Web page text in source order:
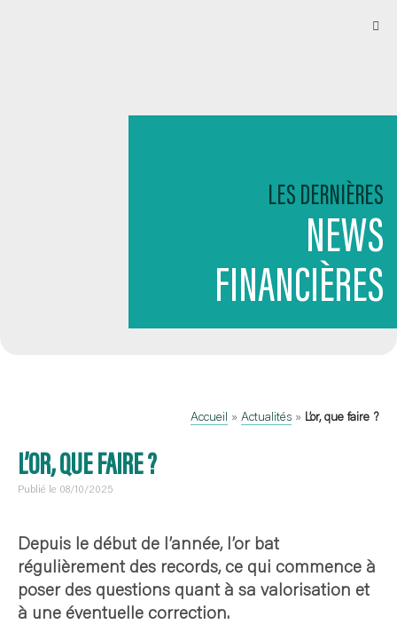
LES DERNIÈRES
NEWS
FINANCIÈRES
Accueil » Actualités » L’or, que faire ?
L’OR, QUE FAIRE ?
Publié le 08/10/2025
Depuis le début de l’année, l’or bat
régulièrement des records, ce qui commence à
poser des questions quant à sa valorisation et
à une éventuelle correction.